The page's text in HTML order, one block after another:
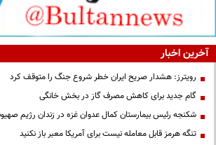
آخرین اخبار
رویترز: هشدار صریح ایران خطر شروع جنگ را متوقف کرد
گام جدید برای کاهش مصرف گاز در بخش خانگی
شکنجه رئیس بیمارستان کمال عدوان غزه در زندان رژیم
تنگه هرمز قابل معامله نیست برای آمریکا معبر باز نکنید